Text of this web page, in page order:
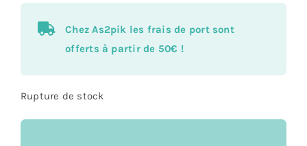
Chez As2pik les frais de port sont
offerts à partir de 50€ !
Rupture de stock